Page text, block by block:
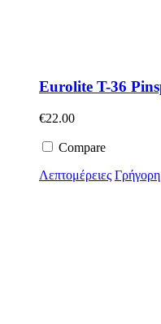
Eurolite T-36
€22.00
Compare
Λεπτομέρειες